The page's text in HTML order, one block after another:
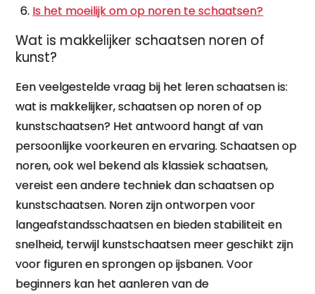
Is het moeilijk om op noren te schaatsen?
Wat is makkelijker schaatsen noren of
kunst?
Een veelgestelde vraag bij het leren schaatsen is:
wat is makkelijker, schaatsen op noren of op
kunstschaatsen? Het antwoord hangt af van
persoonlijke voorkeuren en ervaring. Schaatsen op
noren, ook wel bekend als klassiek schaatsen,
vereist een andere techniek dan schaatsen op
kunstschaatsen. Noren zijn ontworpen voor
langeafstandsschaatsen en bieden stabiliteit en
snelheid, terwijl kunstschaatsen meer geschikt zijn
voor figuren en sprongen op ijsbanen. Voor
beginners kan het aanleren van de